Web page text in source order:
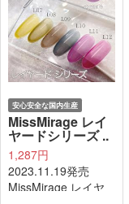
安心安全な国内生産
MissMirage レイ
ヤードシリーズ ..
1,287円
2023.11.19発売
MissMirage レイヤ